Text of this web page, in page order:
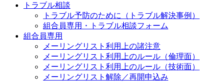
トラブル相談
トラブル予防のために（トラブル解決事例）
組合員専用・トラブル相談フォーム
組合員専用
メーリングリスト利用上の諸注意
メーリングリスト利用上のルール（倫理面）
メーリングリスト利用上のルール（技術面）
メーリングリスト解除／再開申込み